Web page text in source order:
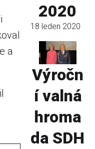
a
2020
18 leden 2020
Výročn
í valná
hroma
da SDH